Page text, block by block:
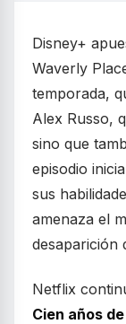
Disney+
Waverly
temporada,
Alex Russo,
sino que
episodio
sus
amenaza el
desaparición
Netflix
Cien años